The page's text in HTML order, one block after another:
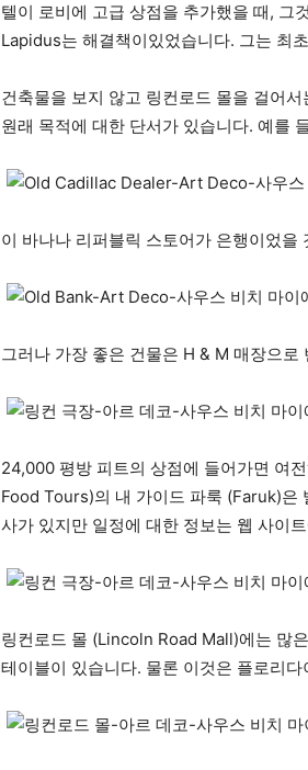
텔이 로비에 고급 상점을 추가했을 때, 그
Lapidus는 해결책이있었습니다. 그는 최
건축물을 보지 않고 링컨로드 몰을 걸어
원래 목적에 대한 단서가 있습니다. 예를
이 바나나 리퍼블릭 스토어가 은행이었을
그러나 가장 좋은 건물은 H & M 매장으로
24,000 평방 피트의 상점에 들어가면 여
Food Tours)의 내 가이드 파룩 (Faruk)은
사가 있지만 일정에 대한 정보는 웹 사이
링컨로드 몰 (Lincoln Road Mall)에는 많
테이블이 있습니다. 물론 이것은 플로리